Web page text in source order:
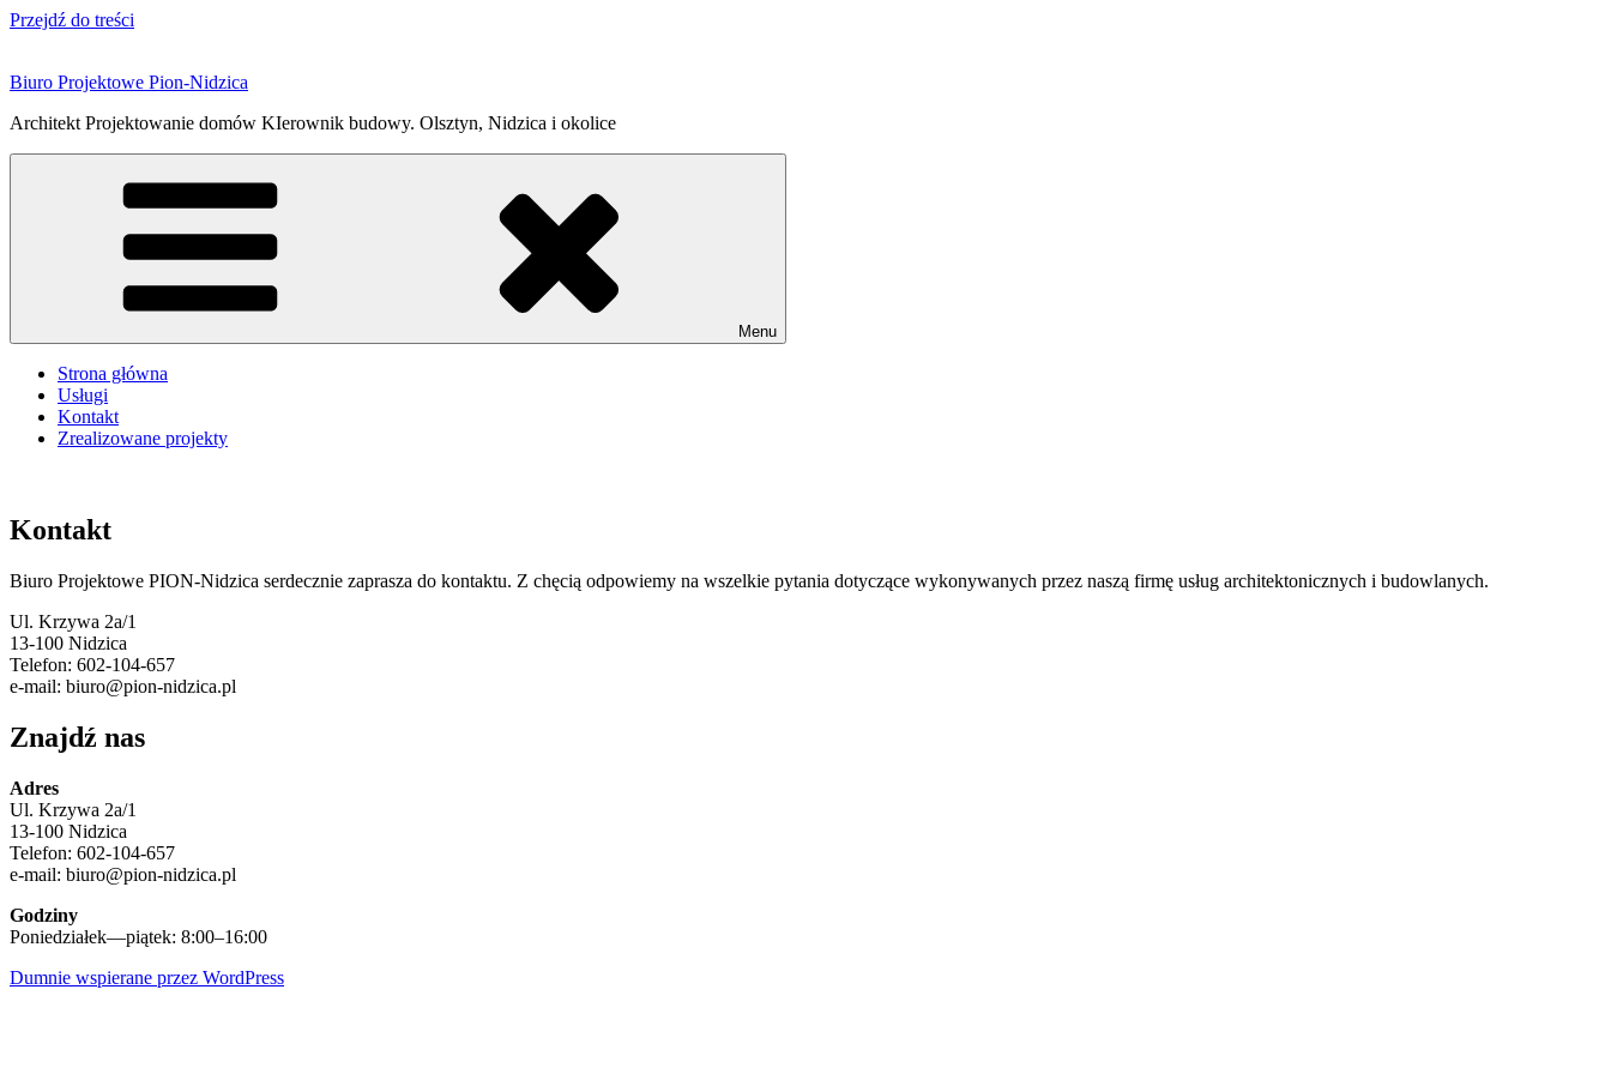
Przejdź do treści
Biuro Projektowe Pion-Nidzica
Architekt Projektowanie domów KIerownik budowy. Olsztyn, Nidzica i okolice
Menu
Strona główna
Usługi
Kontakt
Zrealizowane projekty
Kontakt
Biuro Projektowe PION-Nidzica serdecznie zaprasza do kontaktu. Z chęcią odpowiemy na wszelkie pytania dotyczące wykonywanych przez naszą firmę usług architektonicznych i budowlanych.
Ul. Krzywa 2a/1
13-100 Nidzica
Telefon: 602-104-657
e-mail: biuro@pion-nidzica.pl
Znajdź nas
Adres
Ul. Krzywa 2a/1
13-100 Nidzica
Telefon: 602-104-657
e-mail: biuro@pion-nidzica.pl
Godziny
Poniedziałek—piątek: 8:00–16:00
Dumnie wspierane przez WordPress